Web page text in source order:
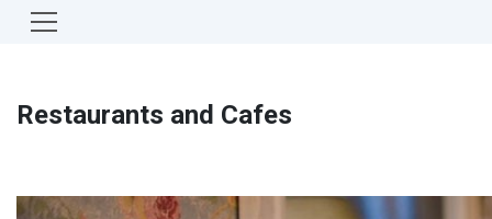
Restaurants and Cafes